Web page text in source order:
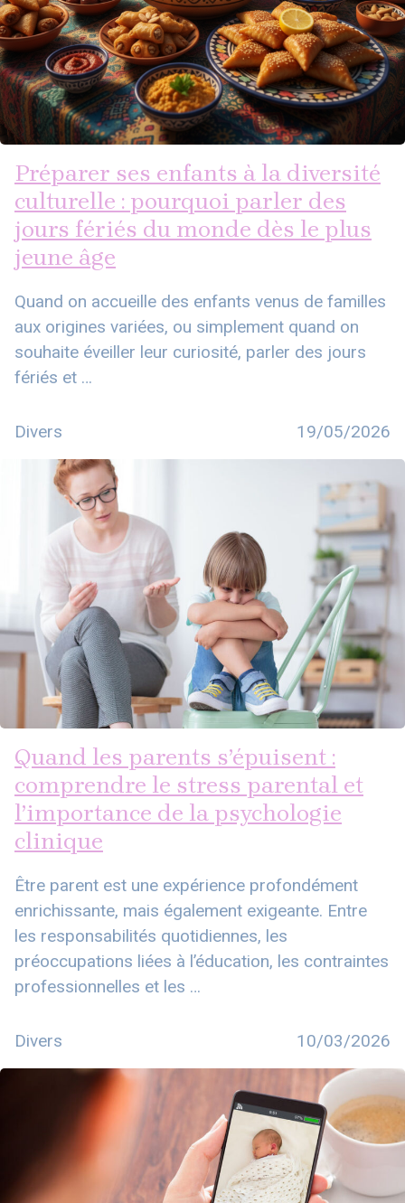
Préparer ses enfants à la diversité
culturelle : pourquoi parler des
jours fériés du monde dès le plus
jeune âge
Quand on accueille des enfants venus de familles
aux origines variées, ou simplement quand on
souhaite éveiller leur curiosité, parler des jours
fériés et …
Divers 19/05/2026
Quand les parents s’épuisent :
comprendre le stress parental et
l’importance de la psychologie
clinique
Être parent est une expérience profondément
enrichissante, mais également exigeante. Entre
les responsabilités quotidiennes, les
préoccupations liées à l’éducation, les contraintes
professionnelles et les …
Divers 10/03/2026